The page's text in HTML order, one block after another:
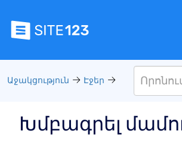
Աջակցություն Էջեր
Խմբագրել